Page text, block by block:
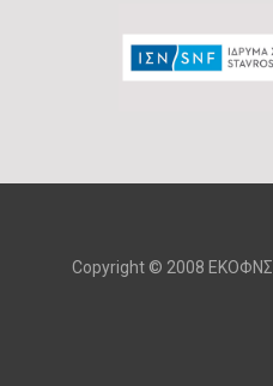
Copyright © 2008 ΕΚΟΦΝΣ